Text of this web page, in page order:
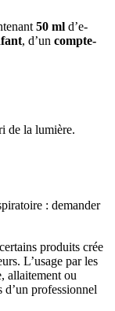
50 ml d’e-
, d’un compte-
de la lumière.
: demander
produits crée
L’usage par les
allaitement ou
d’un professionnel